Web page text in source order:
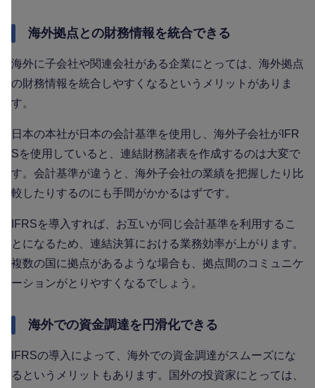
海外拠点との財務情報を統合できる
海外に子会社や関連会社がある企業にとっては、海外拠点
の財務情報を統合しやすくなるというメリットがありま
す。
日本の本社が日本の会計基準を使用し、海外子会社がIFR
Sを使用していると、連結財務諸表を作成するのは大変で
す。会計基準が違うと、海外子会社の業績を把握したり比
較したりするのにも手間がかかるはずです。
IFRSを導入すれば、お互いが同じ会計基準を利用するこ
とになるため、連結決算における業務効率が上がります。
複数の国に拠点があるような場合も、拠点間のコミュニケ
ーションがとりやすくなるでしょう。
海外での資金調達を円滑化できる
IFRSの導入によって、海外での資金調達がスムーズにな
るというメリットもあります。国外の投資家にとっては、